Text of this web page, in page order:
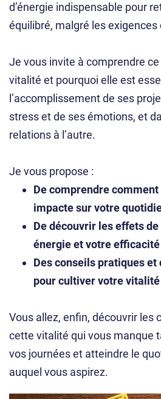
d’énergie indispensable pour
équilibré, malgré les exigences
Je vous invite à comprendre
vitalité et pourquoi elle est
l’accomplissement de ses
stress et de ses émotions, et
relations à l’autre.
Je vous propose :
De comprendre
impacte sur votre
De découvrir les effets
énergie et votre efficacité
Des conseils pratiques
pour cultiver votre
Vous allez, enfin, découvrir les
cette vitalité qui vous manque
vos journées et atteindre le
auquel vous aspirez.